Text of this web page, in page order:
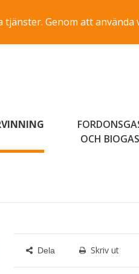
Genom att
OCH BIOGAS
Dela Skriv ut